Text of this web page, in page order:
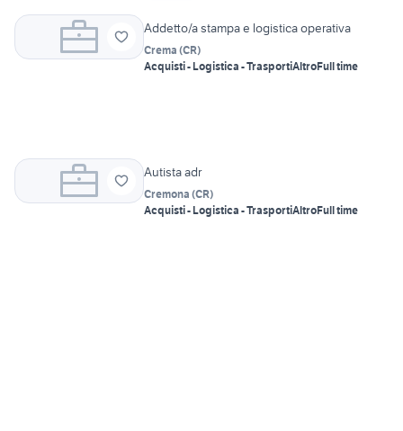
Addetto/a stampa e logistica operativa
Crema (CR)
Acquisti - Logistica - TrasportiAltroFull time
Autista adr
Cremona (CR)
Acquisti - Logistica - TrasportiAltroFull time